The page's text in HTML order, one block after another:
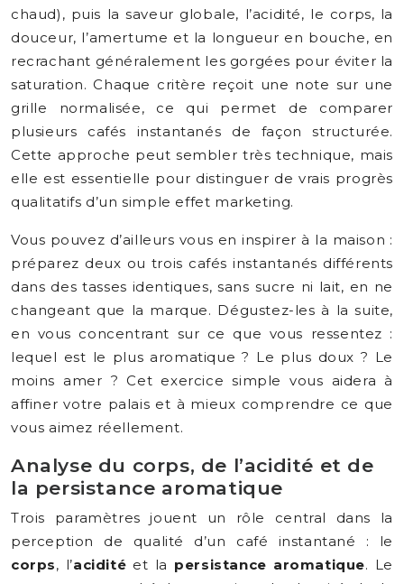
chaud), puis la saveur globale, l’acidité, le corps, la
douceur, l’amertume et la longueur en bouche, en
recrachant généralement les gorgées pour éviter la
saturation. Chaque critère reçoit une note sur une
grille normalisée, ce qui permet de comparer
plusieurs cafés instantanés de façon structurée.
Cette approche peut sembler très technique, mais
elle est essentielle pour distinguer de vrais progrès
qualitatifs d’un simple effet marketing.
Vous pouvez d’ailleurs vous en inspirer à la maison :
préparez deux ou trois cafés instantanés différents
dans des tasses identiques, sans sucre ni lait, en ne
changeant que la marque. Dégustez-les à la suite,
en vous concentrant sur ce que vous ressentez :
lequel est le plus aromatique ? Le plus doux ? Le
moins amer ? Cet exercice simple vous aidera à
affiner votre palais et à mieux comprendre ce que
vous aimez réellement.
Analyse du corps, de l’acidité et de
la persistance aromatique
Trois paramètres jouent un rôle central dans la
perception de qualité d’un café instantané : le
corps, l’acidité et la persistance aromatique. Le